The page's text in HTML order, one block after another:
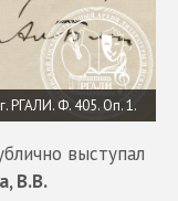
РГАЛИ. Ф. 405. Оп. 1.
выступал
В.В.